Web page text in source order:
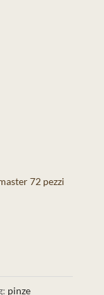
72 pezzi
pinze